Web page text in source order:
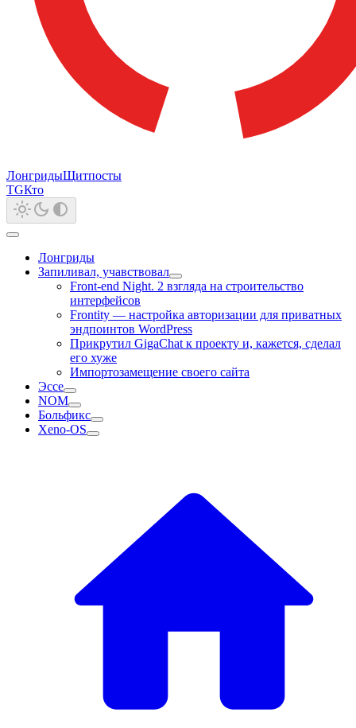
ЛонгридыЩитпосты
TGКто
Лонгриды
Запиливал, учавствовал
Front-end Night. 2 взгляда на строительство
интерфейсов
Frontity — настройка авторизации для приватных
эндпоинтов WordPress
Прикрутил GigaChat к проекту и, кажется, сделал
его хуже
Импортозамещение своего сайта
Эссе
NOM
Больфикс
Xeno-OS